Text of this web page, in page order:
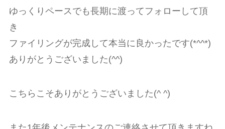
ゆっくりペースでも長期に渡ってフォローして頂
き
ファイリングが完成して本当に良かったです(*^^*)
ありがとうございました(^^)
こちらこそありがとうございました(^ ^)